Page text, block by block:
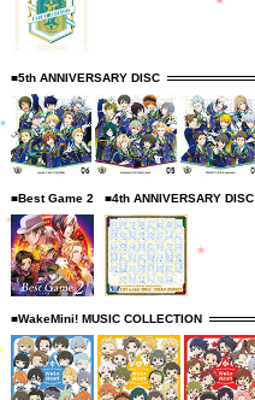
■5th ANNIVERSARY DISC
■Best Game 2 ■4th ANNIVERSARY DISC
■WakeMini! MUSIC COLLECTION